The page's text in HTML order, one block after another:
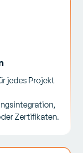
jedes Projekt
Zertifikaten.